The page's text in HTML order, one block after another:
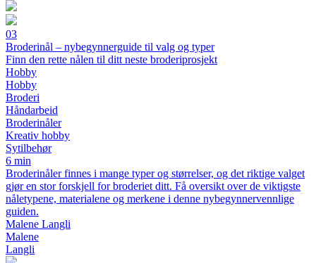
03
Broderinål – nybegynnerguide til valg og typer
Finn den rette nålen til ditt neste broderiprosjekt
Hobby
Hobby
Broderi
Håndarbeid
Broderinåler
Kreativ hobby
Sytilbehør
6 min
Broderinåler finnes i mange typer og størrelser, og det riktige valget
gjør en stor forskjell for broderiet ditt. Få oversikt over de viktigste
nåletypene, materialene og merkene i denne nybegynnervennlige
guiden.
Malene Langli
Malene
Langli